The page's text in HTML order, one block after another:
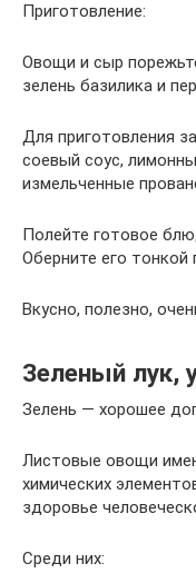
Приготовление:
Овощи и сыр
зелень базилика и
Для приготовления
соевый соус,
измельченные
Полейте готовое
Оберните его тонкой
Вкусно, полезно,
Зеленый лук,
Зелень — хорошее
Листовые овощи
химических
здоровье
Среди них: